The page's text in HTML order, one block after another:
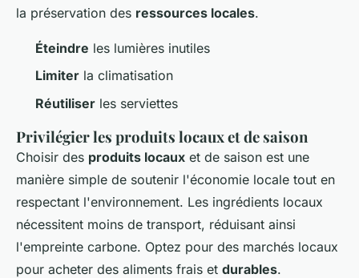
la préservation des ressources locales.
Éteindre les lumières inutiles
Limiter la climatisation
Réutiliser les serviettes
Privilégier les produits locaux et de saison
Choisir des produits locaux et de saison est une
manière simple de soutenir l'économie locale tout en
respectant l'environnement. Les ingrédients locaux
nécessitent moins de transport, réduisant ainsi
l'empreinte carbone. Optez pour des marchés locaux
pour acheter des aliments frais et durables.